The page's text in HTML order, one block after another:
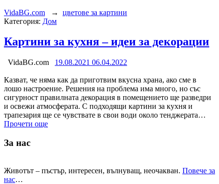
VidaBG.com → цветове за картини
Категория: Дом
Картини за кухня – идеи за декорации
VidaBG.com 19.08.2021 06.04.2022
Казват, че няма как да приготвим вкусна храна, ако сме в
лошо настроение. Решения на проблема има много, но със
сигурност правилната декорация в помещението ще разведри
и освежи атмосферата. С подходящи картини за кухня и
трапезария ще се чувствате в свои води около тенджерата…
Прочети още
За нас
Животът – пъстър, интересен, вълнуващ, неочакван. Повече за
нас…